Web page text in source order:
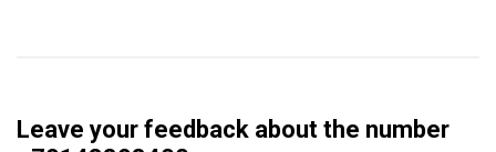
Leave your feedback about the number